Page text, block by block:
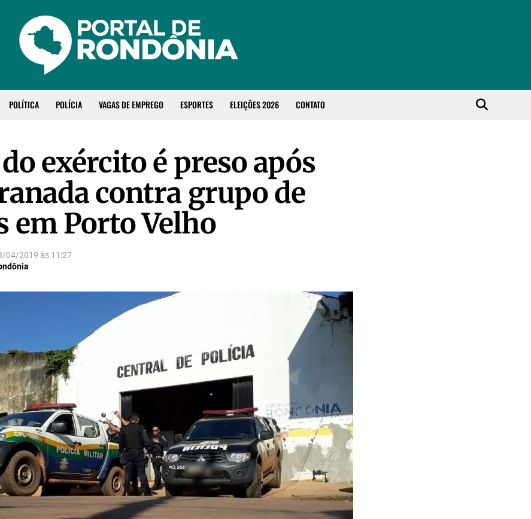
POLÍTICA POLÍCIA VAGAS DE EMPREGO ESPORTES ELEIÇÕES 2026 CONTATO
exército é preso após
contra grupo de
em Porto Velho
04/2019 às 11:27